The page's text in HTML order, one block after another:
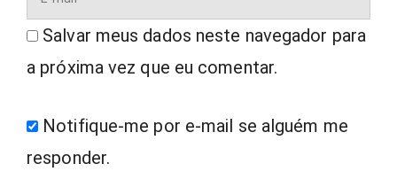
mail
Salvar meus dados neste navegador para
a próxima vez que eu comentar.
Notifique-me por e-mail se alguém me
responder.